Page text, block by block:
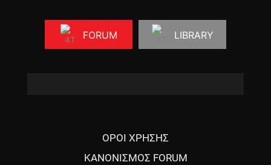
FORUM LIBRARY
ΟΡΟΙ ΧΡΗΣΗΣ
ΚΑΝΟΝΙΣΜΟΣ FORUM